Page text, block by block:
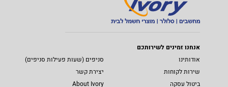
אנחנו זמינים לשירותכם
אודותינו
סניפים (שעות פעילות סניפים)
שירות לקוחות
יצירת קשר
ביטול עסקה
About Ivory